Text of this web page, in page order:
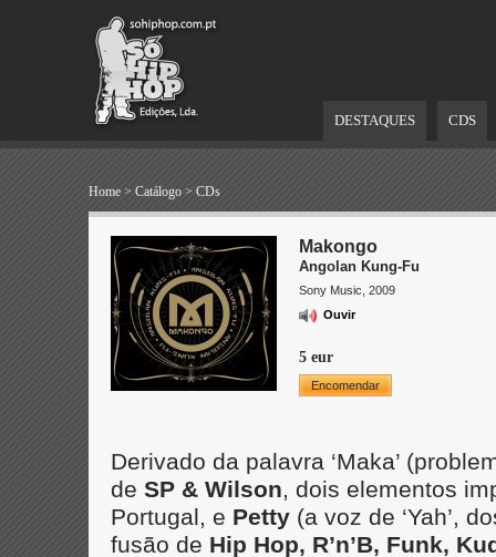
DESTAQUES CDS
Home > Catálogo > CDs
Makongo
Angolan Kung-Fu
Sony Music, 2009
Ouvir
5 eur
Encomendar
Derivado da palavra ‘Maka’
de SP & Wilson, dois elementos
Portugal, e Petty (a voz de ‘Yah’,
fusão de Hip Hop, R’n’B, Funk,